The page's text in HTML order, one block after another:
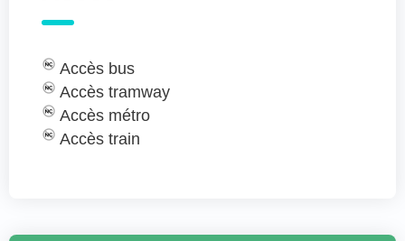
Accès bus
Accès tramway
Accès métro
Accès train